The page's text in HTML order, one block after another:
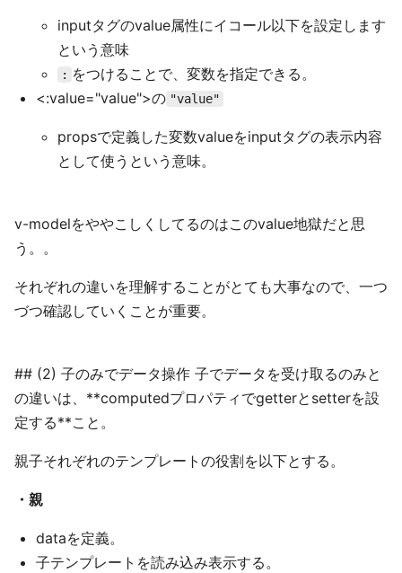
inputタグのvalue属性にイコール以下を設定します
という意味
: をつけることで、変数を指定できる。
<:value="value">の "value"
propsで定義した変数valueをinputタグの表示内容
として使うという意味。
v-modelをややこしくしてるのはこのvalue地獄だと思
う。。
それぞれの違いを理解することがとても大事なので、一つ
づつ確認していくことが重要。
## (2) 子のみでデータ操作 子でデータを受け取るのみと
の違いは、**computedプロパティでgetterとsetterを設
定する**こと。
親子それぞれのテンプレートの役割を以下とする。
・親
dataを定義。
子テンプレートを読み込み表示する。